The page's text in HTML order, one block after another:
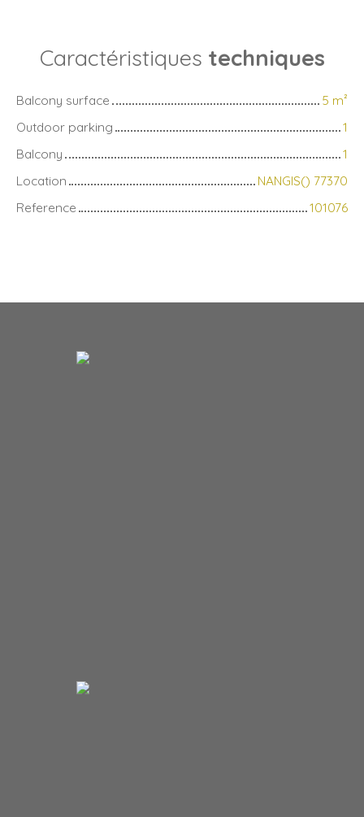
Caractéristiques techniques
Balcony surface 5 m²
Outdoor parking
1
Balcony
1
Location
NANGIS() 77370
Reference
101076